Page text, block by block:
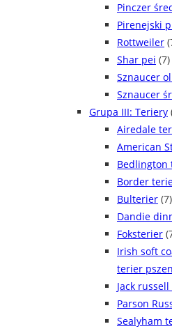
Pinczer
Pirenejski
Rottweiler
Shar pei (7)
Sznaucer
Sznaucer
Grupa III: Teriery
Airedale
American
Bedlington
Border
Bulterier (7)
Dandie
Foksterier
Irish soft
terier
Jack
Parson
Sealyham